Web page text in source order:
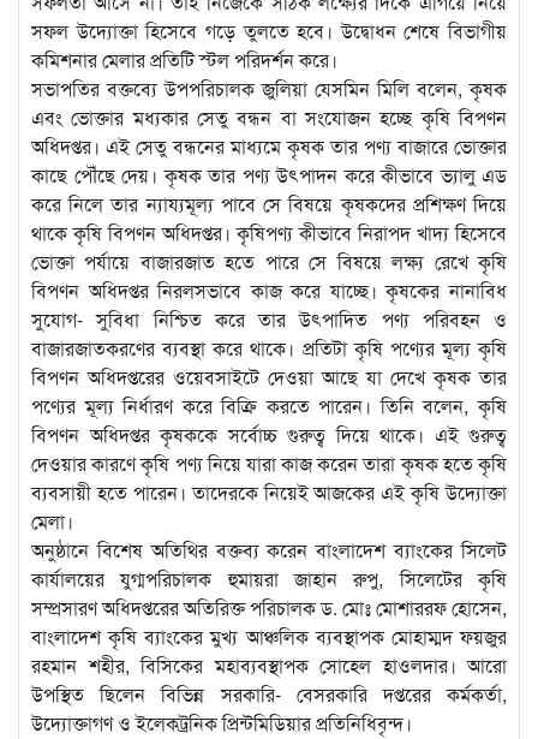
সফল উদ্যোক্তা হিসেবে গড়ে তুলতে হবে। উদ্বোধন শেষে বিভাগীয়
কমিশনার মেলার প্রতিটি স্টল পরিদর্শন করে।
সভাপতির বক্তব্যে উপপরিচালক জুলিয়া যেসমিন মিলি বলেন, কৃষক
এবং ভোক্তার মধ্যকার সেতু বন্ধন বা সংযোজন হচ্ছে কৃষি বিপণন
অধিদপ্তর। এই সেতু বন্ধনের মাধ্যমে কৃষক তার পণ্য বাজারে ভোক্তার
কাছে পৌঁছে দেয়। কৃষক তার পণ্য উৎপাদন করে কীভাবে ভ্যালু এড
করে নিলে তার ন্যায্যমূল্য পাবে সে বিষয়ে কৃষকদের প্রশিক্ষণ দিয়ে
থাকে কৃষি বিপণন অধিদপ্তর। কৃষিপণ্য কীভাবে নিরাপদ খাদ্য হিসেবে
ভোক্তা পর্যায়ে বাজারজাত হতে পারে সে বিষয়ে লক্ষ্য রেখে কৃষি
বিপণন অধিদপ্তর নিরলসভাবে কাজ করে যাচ্ছে। কৃষকের নানাবিধ
সুযোগ- সুবিধা নিশ্চিত করে তার উৎপাদিত পণ্য পরিবহন ও
বাজারজাতকরণের ব্যবস্থা করে থাকে। প্রতিটা কৃষি পণ্যের মূল্য কৃষি
বিপণন অধিদপ্তরের ওয়েবসাইটে দেওয়া আছে যা দেখে কৃষক তার
পণ্যের মূল্য নির্ধারণ করে বিক্রি করতে পারেন। তিনি বলেন, কৃষি
বিপণন অধিদপ্তর কৃষককে সর্বোচ্চ গুরুত্ব দিয়ে থাকে। এই গুরুত্ব
দেওয়ার কারণে কৃষি পণ্য নিয়ে যারা কাজ করেন তারা কৃষক হতে কৃষি
ব্যবসায়ী হতে পারেন। তাদেরকে নিয়েই আজকের এই কৃষি উদ্যোক্তা
মেলা।
অনুষ্ঠানে বিশেষ অতিথির বক্তব্য করেন বাংলাদেশ ব্যাংকের সিলেট
কার্যালয়ের যুগ্মপরিচালক হুমায়রা জাহান রুপু, সিলেটের কৃষি
সম্প্রসারণ অধিদপ্তরের অতিরিক্ত পরিচালক ড. মোঃ মোশাররফ হোসেন,
বাংলাদেশ কৃষি ব্যাংকের মুখ্য আঞ্চলিক ব্যবস্থাপক মোহাম্মদ ফয়জুর
রহমান শহীর, বিসিকের মহাব্যবস্থাপক সোহেল হাওলদার। আরো
উপস্থিত ছিলেন বিভিন্ন সরকারি- বেসরকারি দপ্তরের কর্মকর্তা,
উদ্যোক্তাগণ ও ইলেকট্রনিক প্রিন্টমিডিয়ার প্রতিনিধিবৃন্দ।